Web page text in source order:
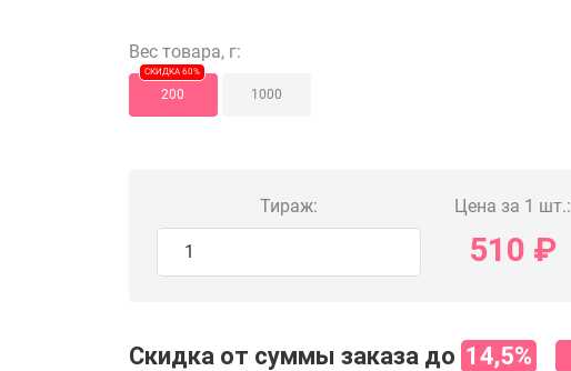
Вес товара, г:
СКИДКА 60%
200 1000
Тираж: Цена за 1 шт.:
510 ₽
Скидка от суммы заказа до 14,5%